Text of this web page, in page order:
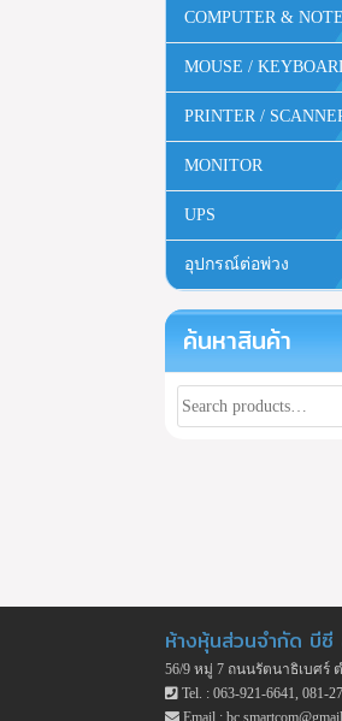
COMPUTER &
MOUSE /
PRINTER /
MONITOR
UPS
อุปกรณ์ต่อพ่วง
ค้นหาสินค้า
ห้างหุ้นส่วนจำกัด บีซี
56/9 หมู่ 7 ถนนรัตนาธิเบศร์
Tel. : 063-921-6641, 081-
Email :